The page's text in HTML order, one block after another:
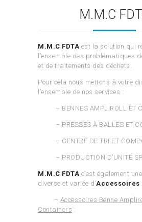
M.M.C
M.M.C FDTA est la solution qui
l’ensemble des problématiques
et de traitements des déchets.
Pour cela nous mettons à votre
l’ensemble de nos services :
– BENNES AMPLIROLL ET
– PRESSES À BALLES ET
– CENTRE DE TRI ET
– PRODUCTION D’UNITÉ
M.M.C FDTA c’est également
diverse et variée d’Accessoires
– Accessoires Benne
Containers :